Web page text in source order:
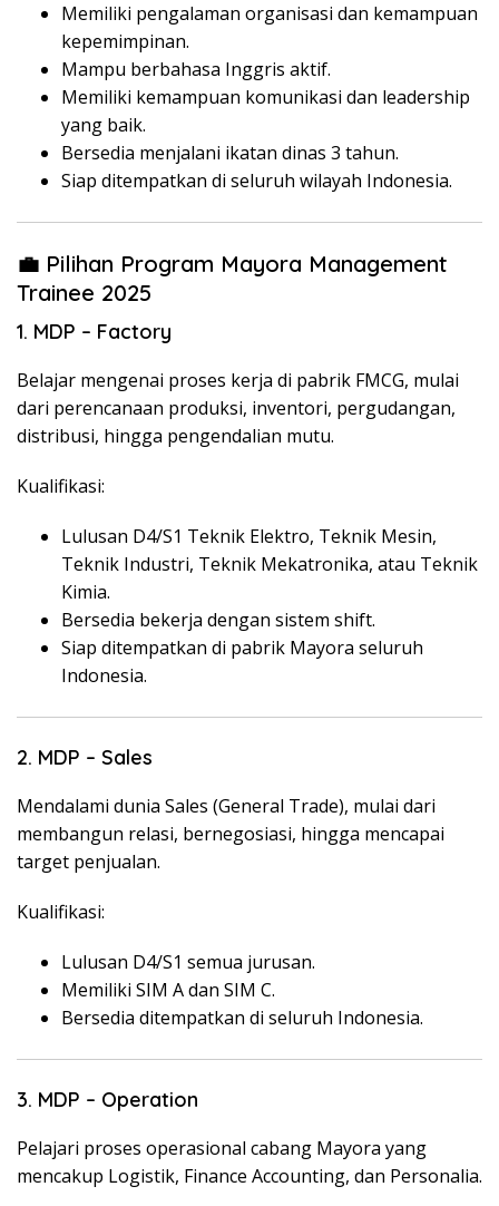
Memiliki pengalaman organisasi dan kemampuan
kepemimpinan.
Mampu berbahasa Inggris aktif.
Memiliki kemampuan komunikasi dan leadership
yang baik.
Bersedia menjalani ikatan dinas 3 tahun.
Siap ditempatkan di seluruh wilayah Indonesia.
💼 Pilihan Program Mayora Management
Trainee 2025
1. MDP – Factory
Belajar mengenai proses kerja di pabrik FMCG, mulai
dari perencanaan produksi, inventori, pergudangan,
distribusi, hingga pengendalian mutu.
Kualifikasi:
Lulusan D4/S1 Teknik Elektro, Teknik Mesin,
Teknik Industri, Teknik Mekatronika, atau Teknik
Kimia.
Bersedia bekerja dengan sistem shift.
Siap ditempatkan di pabrik Mayora seluruh
Indonesia.
2. MDP – Sales
Mendalami dunia Sales (General Trade), mulai dari
membangun relasi, bernegosiasi, hingga mencapai
target penjualan.
Kualifikasi:
Lulusan D4/S1 semua jurusan.
Memiliki SIM A dan SIM C.
Bersedia ditempatkan di seluruh Indonesia.
3. MDP – Operation
Pelajari proses operasional cabang Mayora yang
mencakup Logistik, Finance Accounting, dan Personalia.